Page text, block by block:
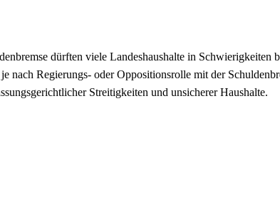
dürften viele Landeshaushalte in Schwierigkeiten
nach Regierungs- oder Oppositionsrolle mit der
Streitigkeiten und unsicherer Haushalte.